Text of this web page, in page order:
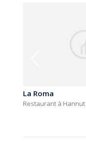
La Roma
Restaurant à Hannut